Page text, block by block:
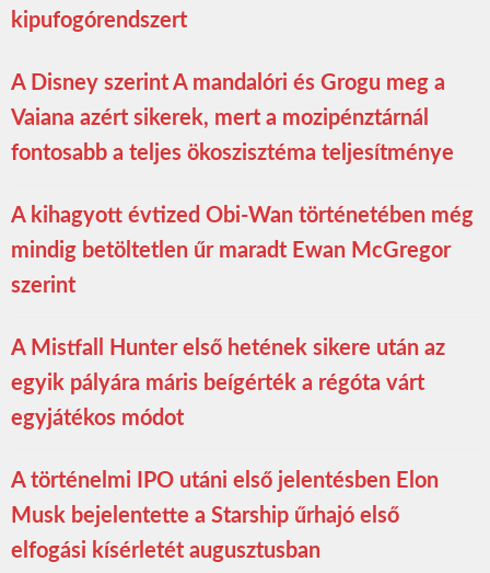
kipufogórendszert
A Disney szerint A mandalóri és Grogu meg a
Vaiana azért sikerek, mert a mozipénztárnál
fontosabb a teljes ökoszisztéma teljesítménye
A kihagyott évtized Obi-Wan történetében még
mindig betöltetlen űr maradt Ewan McGregor
szerint
A Mistfall Hunter első hetének sikere után az
egyik pályára máris beígérték a régóta várt
egyjátékos módot
A történelmi IPO utáni első jelentésben Elon
Musk bejelentette a Starship űrhajó első
elfogási kísérletét augusztusban